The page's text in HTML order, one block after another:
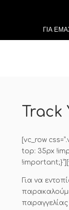
ΓΙΑ
[vc_row
top: 35px
Για να